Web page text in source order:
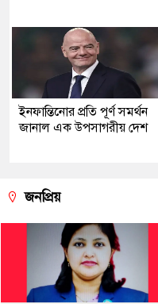
ইনফান্তিনোর প্রতি পূর্ণ সমর্থন
জানাল এক উপসাগরীয় দেশ
জনপ্রিয়